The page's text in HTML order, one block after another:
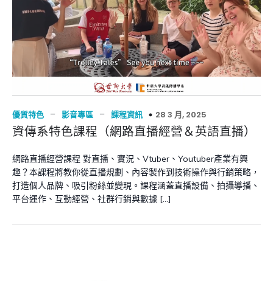
優質特色 – 影音專區 – 課程資訊 28 3 月, 2025
資傳系特色課程（網路直播經營＆英語直播）
網路直播經營課程 對直播、實況、Vtuber、Youtuber產業有興
趣？本課程將教你從直播規劃、內容製作到技術操作與行銷策略，
打造個人品牌、吸引粉絲並變現。課程涵蓋直播設備、拍攝導播、
平台運作、互動經營、社群行銷與數據 […]